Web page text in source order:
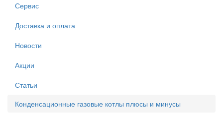
Сервис
Доставка и оплата
Новости
Акции
Статьи
Конденсационные газовые котлы плюсы и минусы